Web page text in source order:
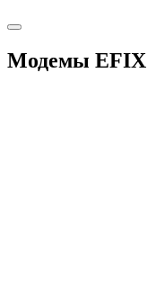
Модемы EFIX